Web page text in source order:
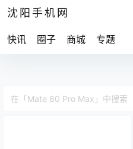
沈阳手机网
快讯 圈子 商城 专题